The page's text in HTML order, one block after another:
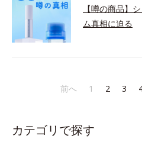
【噂の商品】
ム真相に迫る
前へ 1 2 3
カテゴリで探す